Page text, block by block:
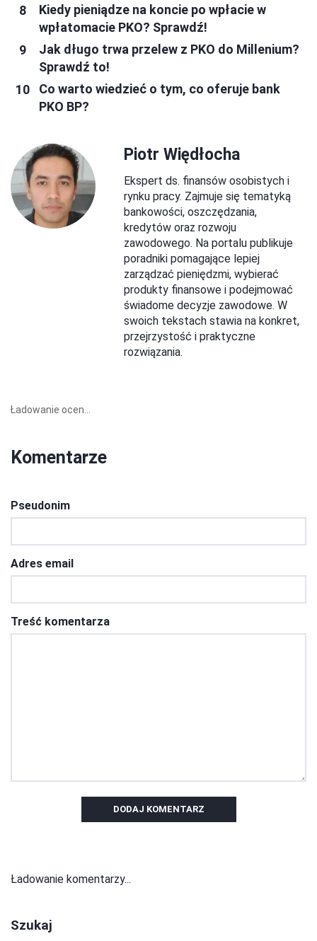
Kiedy pieniądze na koncie po wpłacie w
wpłatomacie PKO? Sprawdź!
Jak długo trwa przelew z PKO do Millenium?
Sprawdź to!
Co warto wiedzieć o tym, co oferuje bank
PKO BP?
Piotr Więdłocha
Ekspert ds. finansów osobistych i
rynku pracy. Zajmuje się tematyką
bankowości, oszczędzania,
kredytów oraz rozwoju
zawodowego. Na portalu publikuje
poradniki pomagające lepiej
zarządzać pieniędzmi, wybierać
produkty finansowe i podejmować
świadome decyzje zawodowe. W
swoich tekstach stawia na konkret,
przejrzystość i praktyczne
rozwiązania.
Ładowanie ocen...
Komentarze
Pseudonim
Adres email
Treść komentarza
DODAJ KOMENTARZ
Ładowanie komentarzy...
Szukaj